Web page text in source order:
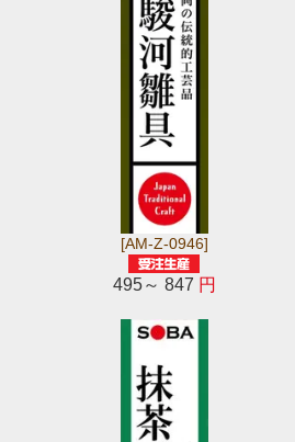
[AM-Z-0946]
495～ 847 円